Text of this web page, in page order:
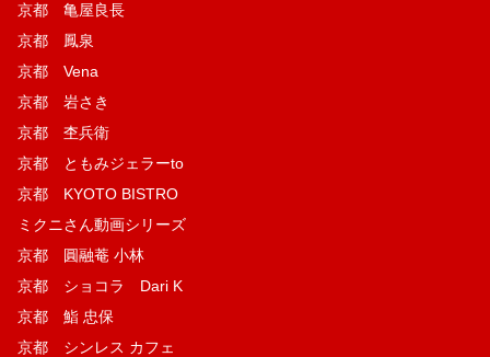
京都 亀屋良長
京都 鳳泉
京都 Vena
京都 岩さき
京都 杢兵衛
京都 ともみジェラーto
京都 KYOTO BISTRO
ミクニさん動画シリーズ
京都 圓融菴 小林
京都 ショコラ Dari K
京都 鮨 忠保
京都 シンレス カフェ